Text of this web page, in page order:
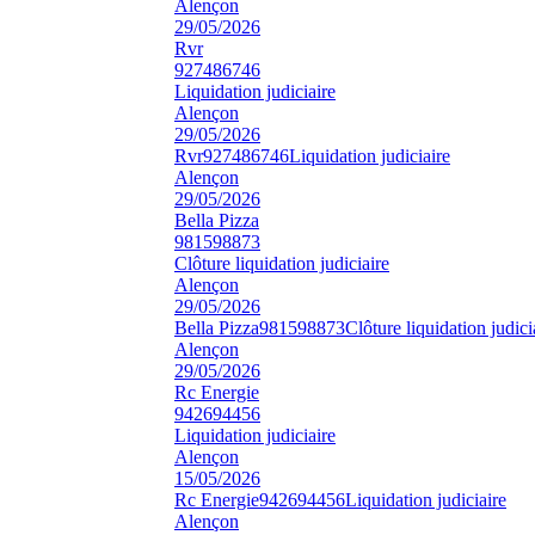
Alençon
29/05/2026
Rvr
927486746
Liquidation judiciaire
Alençon
29/05/2026
Rvr927486746Liquidation judiciaire
Alençon
29/05/2026
Bella Pizza
981598873
Clôture liquidation judiciaire
Alençon
29/05/2026
Bella Pizza981598873Clôture liquidation
Alençon
29/05/2026
Rc Energie
942694456
Liquidation judiciaire
Alençon
15/05/2026
Rc Energie942694456Liquidation judiciaire
Alençon